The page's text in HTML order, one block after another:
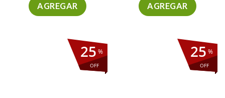
AGREGAR AGREGAR
%
OFF
25 %
OFF
25